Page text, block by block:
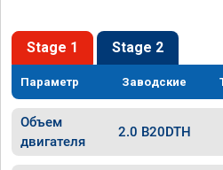
Stage 1 Stage 2
Параметр Заводские
Объем
двигателя
2.0 B20DTH